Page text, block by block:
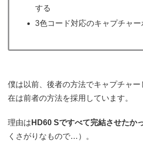
する
3色コード対応のキャプチャー
僕は以前、後者の方法でキャプチャー
在は前者の方法を採用しています。
理由は HD60 Sですべて完結させたか
くさがりなもので…）。